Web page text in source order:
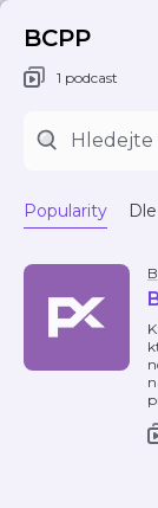
BCPP
1 podcast
Popularity